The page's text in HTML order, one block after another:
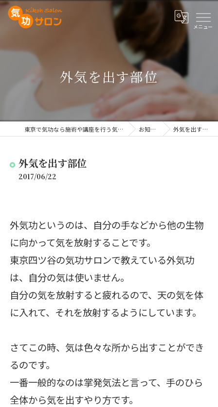
外気を出す部位
東京で気功なら施術や講座を行う気功サロン お知らせ 外気を出す部位
外気を出す部位
2017/06/22
外気功というのは、自分の手などから他の生物
に向かって気を放射することです。
東京四ツ谷の気功サロンで教えている外気功
は、自分の気は使いません。
自分の気を放射すると疲れるので、天の気を体
に入れて、それを放射するようにしています。
さてこの時、気は色々な所から出すことができ
るのです。
一番一般的なのは掌発気法と言って、手のひら
全体から気を出すやり方です。